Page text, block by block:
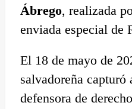
Ábrego, realizada
enviada especial de
El 18 de mayo de
salvadoreña capturó
defensora de